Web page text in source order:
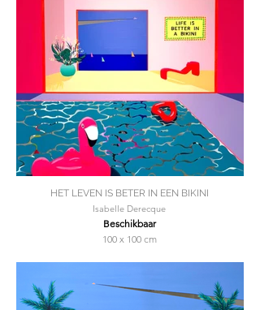
HET LEVEN IS BETER IN EEN BIKINI
Isabelle Derecque
Beschikbaar
100 x 100 cm